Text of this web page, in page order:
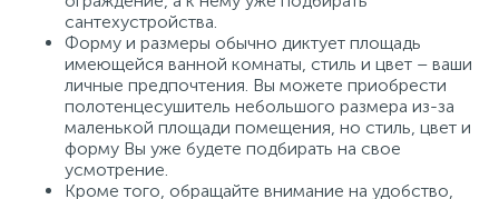
сантехустройства.
Форму и размеры обычно диктует площадь
имеющейся ванной комнаты, стиль и цвет – ваши
личные предпочтения. Вы можете приобрести
полотенцесушитель небольшого размера из-за
маленькой площади помещения, но стиль, цвет и
форму Вы уже будете подбирать на свое
усмотрение.
Кроме того, обращайте внимание на удобство,